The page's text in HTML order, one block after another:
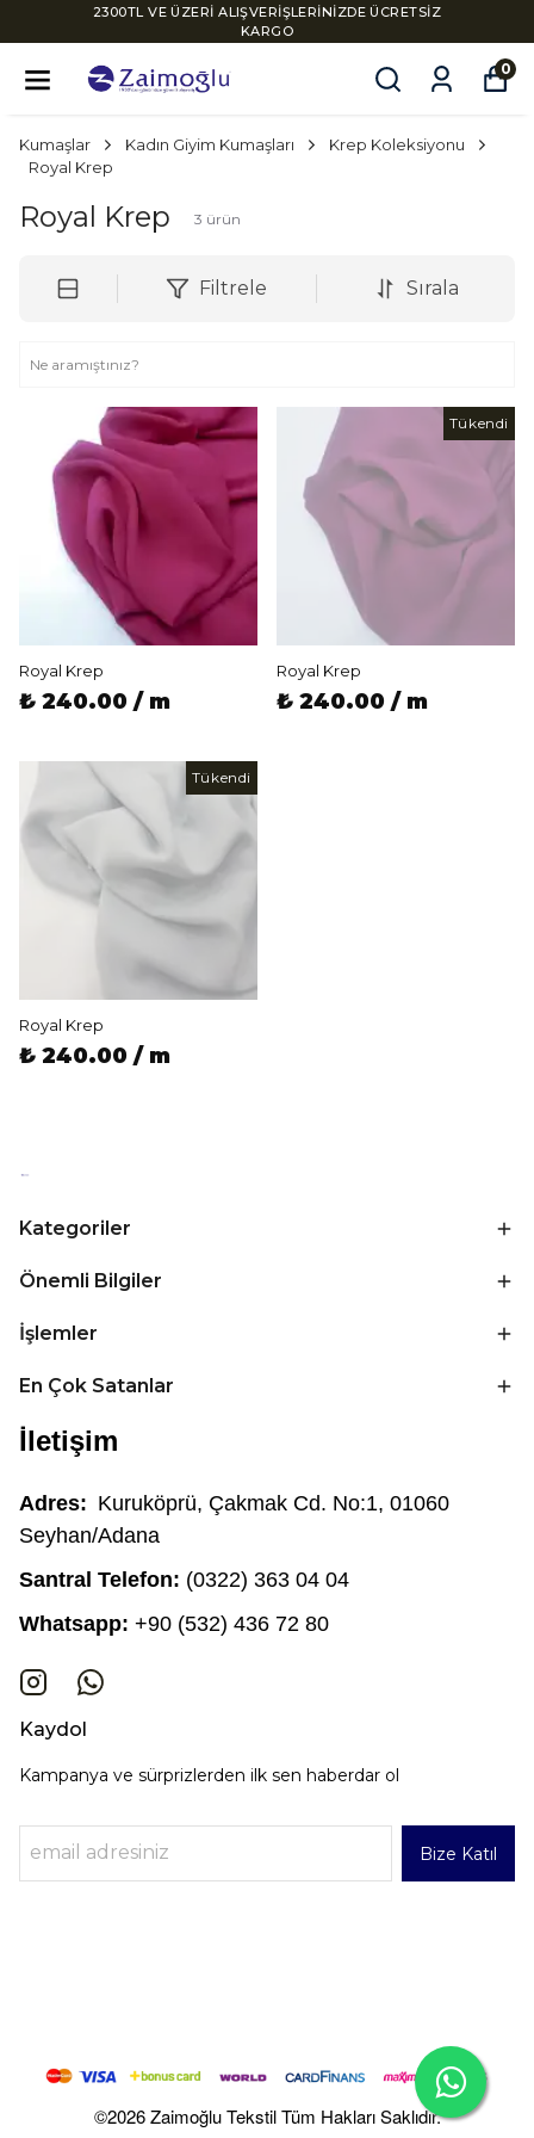
2300TL VE ÜZERİ ALIŞVERİŞLERİNİZDE ÜCRETSİZ
KARGO
0
Kumaşlar Kadın Giyim Kumaşları
Krep Koleksiyonu
Royal Krep
Royal Krep 3 ürün
Filtrele Sırala
Royal Krep
₺ 240.00 / m
Tükendi
Royal Krep
₺ 240.00 / m
Tükendi
Royal Krep
₺ 240.00 / m
Kategoriler
Önemli Bilgiler
İşlemler
En Çok Satanlar
İletişim
Adres: Kuruköprü, Çakmak Cd. No:1, 01060
Seyhan/Adana
Santral Telefon: (0322) 363 04 04
Whatsapp: +90 (532) 436 72 80
Kaydol
Kampanya ve sürprizlerden ilk sen haberdar ol
Bize Katıl
©2026 Zaimoğlu Tekstil Tüm Hakları Saklıdır.